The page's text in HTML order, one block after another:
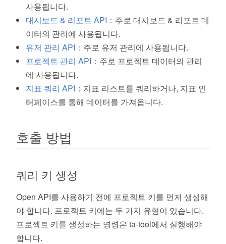
사용됩니다.
대시보드 & 리포트 API： 주로 대시보드 & 리포트 데
이터의 관리에 사용됩니다.
유저 관리 API： 주로 유저 관리에 사용됩니다.
프로젝트 관리 API： 주로 프로젝트 데이터의 관리
에 사용됩니다.
지표 쿼리 API ：지표 리스트를 쿼리하거나, 지표 인
터페이스를 통해 데이터를 가져옵니다.
호출 방법
쿼리 키 생성
Open API를 사용하기 전에 프로젝트 키를 먼저 생성해
야 합니다. 프로젝트 키에는 두 가지 유형이 있습니다.
프로젝트 키를 생성하는 명령은 ta-tool에서 실행해야
합니다.